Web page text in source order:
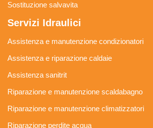
Sostituzione salvavita
Servizi Idraulici
Assistenza e manutenzione condizionatori
Assistenza e riparazione caldaie
Assistenza sanitrit
Riparazione e manutenzione scaldabagno
Riparazione e manutenzione climatizzatori
Riparazione perdite acqua